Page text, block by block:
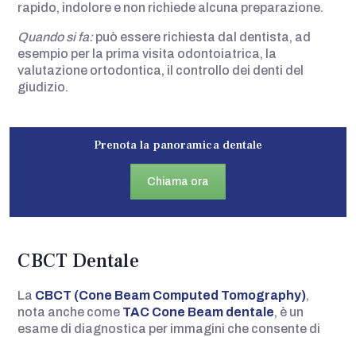
rapido, indolore e non richiede alcuna preparazione.
Quando si fa:può essere richiesta dal dentista, ad
esempio per la prima visita odontoiatrica, la
valutazione ortodontica, il controllo dei denti del
giudizio.
Prenota la panoramica dentale
Chiama ora
CBCT Dentale
La CBCT (Cone Beam Computed Tomography),
nota anche come TAC Cone Beam dentale, è un
esame di diagnostica per immagini che consente di